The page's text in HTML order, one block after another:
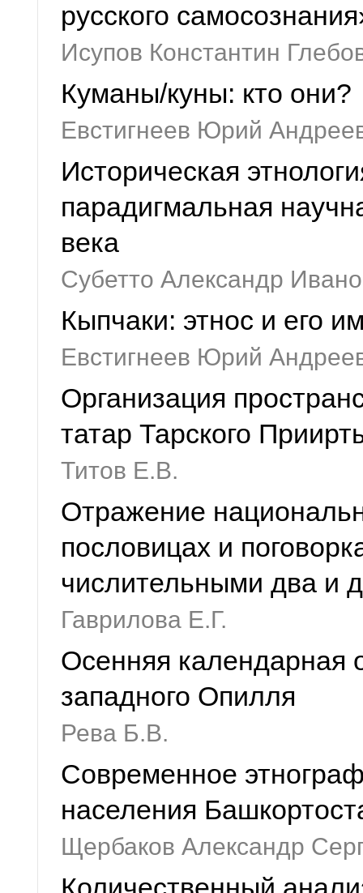
русского
Исупов Константин
Куманы/куны: кто они?
Евстигнеев Юрий
Историческая
парадигмальная
века
Субетто Александр
Кыпчаки: этнос и его
Евстигнеев Юрий
Организация
татар Тарского
Титов Е.В.
Отражение
пословицах и
числительными два и
Гаврилова Е.Г.
Осенняя календарная
западного Опилля
Рева Б.В.
Современное
населения
Щербаков Александр